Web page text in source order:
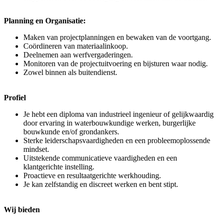
Planning en Organisatie:
Maken van projectplanningen en bewaken van de voortgang.
Coördineren van materiaalinkoop.
Deelnemen aan werfvergaderingen.
Monitoren van de projectuitvoering en bijsturen waar nodig.
Zowel binnen als buitendienst.
Profiel
Je hebt een diploma van industrieel ingenieur of gelijkwaardig
door ervaring in waterbouwkundige werken, burgerlijke
bouwkunde en/of grondankers.
Sterke leiderschapsvaardigheden en een probleemoplossende
mindset.
Uitstekende communicatieve vaardigheden en een
klantgerichte instelling.
Proactieve en resultaatgerichte werkhouding.
Je kan zelfstandig en discreet werken en bent stipt.
Wij bieden